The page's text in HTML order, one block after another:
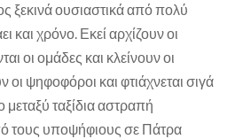
ξεκινά ουσιαστικά από πολύ
και χρόνο. Εκεί αρχίζουν οι
οι ομάδες και κλείνουν οι
ψηφοφόροι και φτιάχνεται σιγά
ταξίδια αστραπή
τους υποψήφιους σε Πάτρα